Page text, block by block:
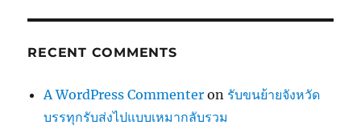
RECENT COMMENTS
A WordPress Commenter on รับขนย้ายจังหวัด
บรรทุกรับส่งไปแบบเหมากลับรวม